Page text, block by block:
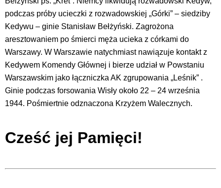
podczas próby ucieczki z rozwadowskiej „Górki” – siedziby
Kedywu – ginie Stanisław Bełżyński. Zagrożona
aresztowaniem po śmierci męża ucieka z córkami do
Warszawy. W Warszawie natychmiast nawiązuje kontakt z
Kedywem Komendy Głównej i bierze udział w Powstaniu
Warszawskim jako łączniczka AK zgrupowania „Leśnik” .
Ginie podczas forsowania Wisły około 22 – 24 września
1944. Pośmiertnie odznaczona Krzyżem Walecznych.
Cześć jej Pamięci!